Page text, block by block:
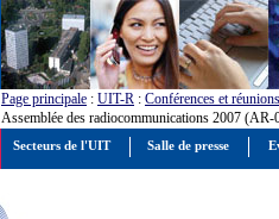
Page principale : UIT-R : Conférences et réunions
Assemblée des radiocommunications 2007 (AR-
Secteurs de l'UIT Salle de presse